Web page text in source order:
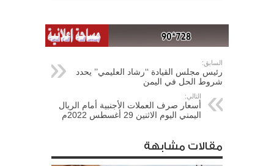
السابق:
رئيس مجلس القيادة ‘‘رشاد العليمي’’ يحدد
شروط الحل في اليمن
التالي:
أسعار صرف العملات الأجنبية أمام الريال
اليمني اليوم الاثنين 29 أغسطس 2022م
مقالات مشابهة